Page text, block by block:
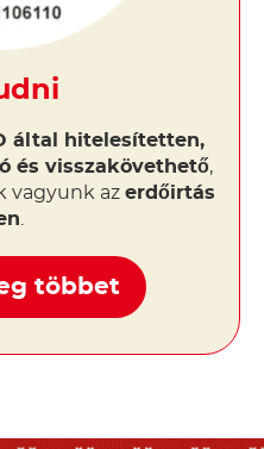
által hitelesítetten,
és visszakövethető,
vagyunk az erdőirtás
többet